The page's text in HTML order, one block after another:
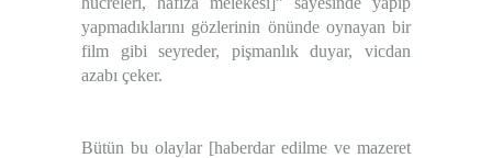
yapmadıklarını gözlerinin önünde oynayan bir
film gibi seyreder, pişmanlık duyar, vicdan
azabı çeker.
Bütün bu olaylar [haberdar edilme ve mazeret